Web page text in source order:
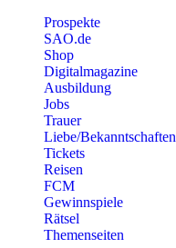
Prospekte
SAO.de
Shop
Digitalmagazine
Ausbildung
Jobs
Trauer
Liebe/Bekanntschaften
Tickets
Reisen
FCM
Gewinnspiele
Rätsel
Themenseiten